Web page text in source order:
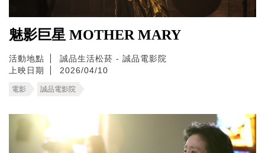
魅影巨星 MOTHER MARY
活動地點
誠品生活松菸 - 誠品電影院
上映日期
2026/04/10
電影 誠品電影院